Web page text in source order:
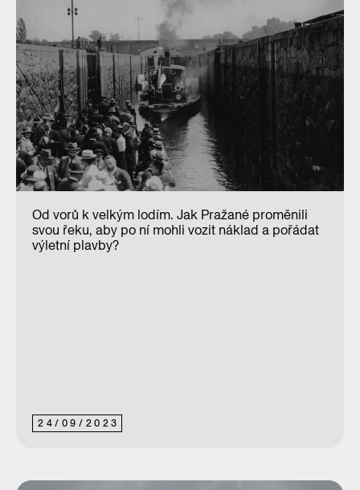
24/ 09/ 2023
Od vorů k velkým lodím. Jak Pražané proměnili
svou řeku, aby po ní mohli vozit náklad a pořádat
výletní plavby?